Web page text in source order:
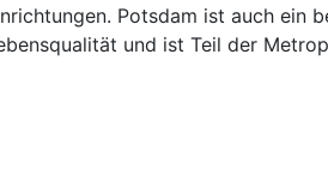
Potsdam ist auch
und ist Teil der